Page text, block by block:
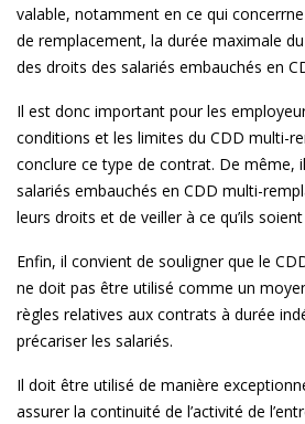
valable, notamment en ce qui
de remplacement, la durée maximale
des droits des salariés embauchés en
Il est donc important pour les
conditions et les limites du CDD multi-
conclure ce type de contrat. De même,
salariés embauchés en CDD multi-
leurs droits et de veiller à ce qu’ils
Enfin, il convient de souligner que le
ne doit pas être utilisé comme un
règles relatives aux contrats à durée
précariser les salariés.
Il doit être utilisé de manière
assurer la continuité de l’activité de